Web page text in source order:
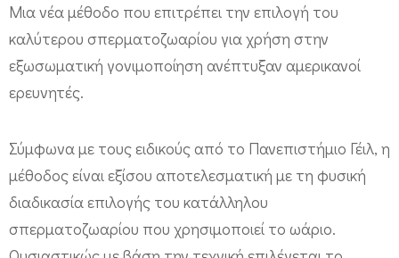
ά
σ
τ
α
η
σ
τ
η
Μια νέα μέθοδο που επιτρέπει την επιλογή του
καλύτερου σπερματοζωαρίου για χρήση στην
εξωσωματική γονιμοποίηση ανέπτυξαν αμερικανοί
ερευνητές.
Σύμφωνα με τους ειδικούς από το Πανεπιστήμιο Γέιλ, η
μέθοδος είναι εξίσου αποτελεσματική με τη φυσική
διαδικασία επιλογής του κατάλληλου
σπερματοζωαρίου που χρησιμοποιεί το ωάριο.